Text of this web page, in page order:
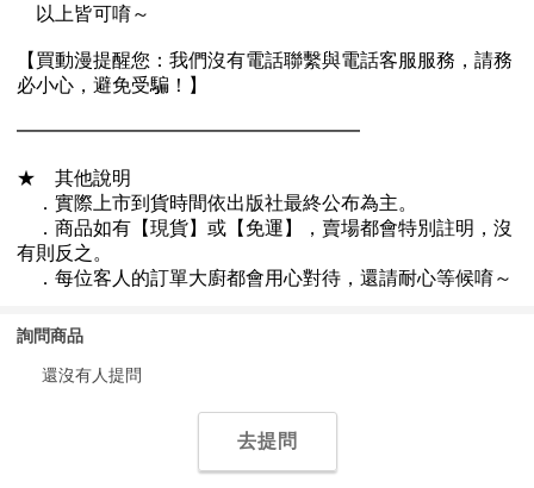
詢問商品
還沒有人提問
去提問